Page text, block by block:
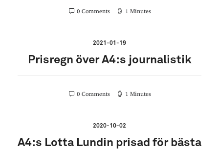
0 Comments 1 Minutes
2021-01-19
Prisregn över A4:s journalistik
0 Comments 1 Minutes
2020-10-02
A4:s Lotta Lundin prisad för bästa